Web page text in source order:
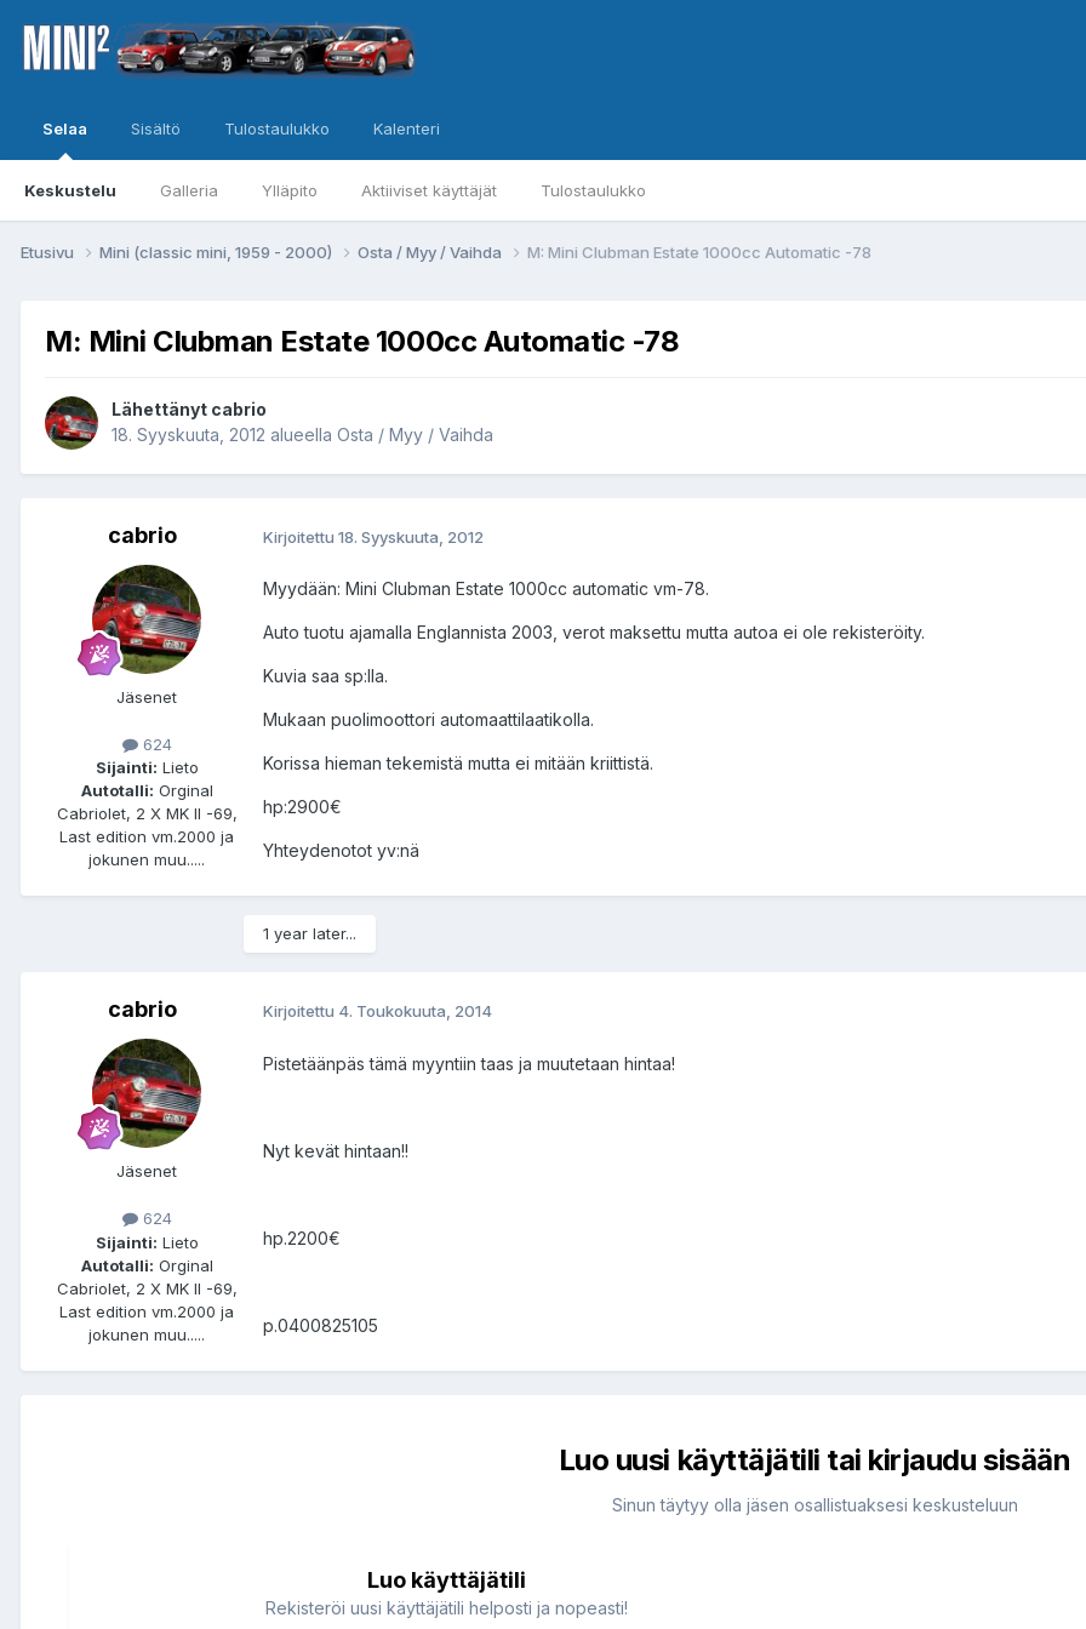
Selaa
Keskustelu Galleria Ylläpito Aktiiviset käyttäjät Tulostaulukko
Sisältö Tulostaulukko Kalenteri
Etusivu Mini (classic mini, 1959 - 2000) Osta / Myy / Vaihda M: Mini Clubman Estate 1000cc Automatic -78
M: Mini Clubman Estate 1000cc Automatic -78
Lähettänyt cabrio
18. Syyskuuta, 2012 alueella Osta / Myy / Vaihda
cabrio
Jäsenet
624
Sijainti: Lieto
Autotalli: Orginal
Cabriolet, 2 X MK II -69,
Last edition vm.2000 ja
jokunen muu.....
Kirjoitettu 18. Syyskuuta, 2012
Myydään: Mini Clubman Estate 1000cc automatic vm-78.
Auto tuotu ajamalla Englannista 2003, verot maksettu mutta autoa ei ole rekisteröity.
Kuvia saa sp:lla.
Mukaan puolimoottori automaattilaatikolla.
Korissa hieman tekemistä mutta ei mitään kriittistä.
hp:2900€
Yhteydenotot yv:nä
1 year later...
cabrio
Jäsenet
624
Sijainti: Lieto
Autotalli: Orginal
Cabriolet, 2 X MK II -69,
Last edition vm.2000 ja
jokunen muu.....
Kirjoitettu 4. Toukokuuta, 2014
Pistetäänpäs tämä myyntiin taas ja muutetaan hintaa!
Nyt kevät hintaan!!
hp.2200€
p.0400825105
Luo uusi käyttäjätili tai kirjaudu sisään
Sinun täytyy olla jäsen osallistuaksesi keskusteluun
Luo käyttäjätili
Rekisteröi uusi käyttäjätili helposti ja nopeasti!